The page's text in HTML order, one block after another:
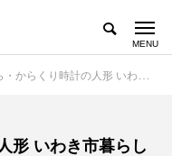
時計の人形 いわき市暮らしの伝承郷で常設展示決まる
形 いわき市暮らし